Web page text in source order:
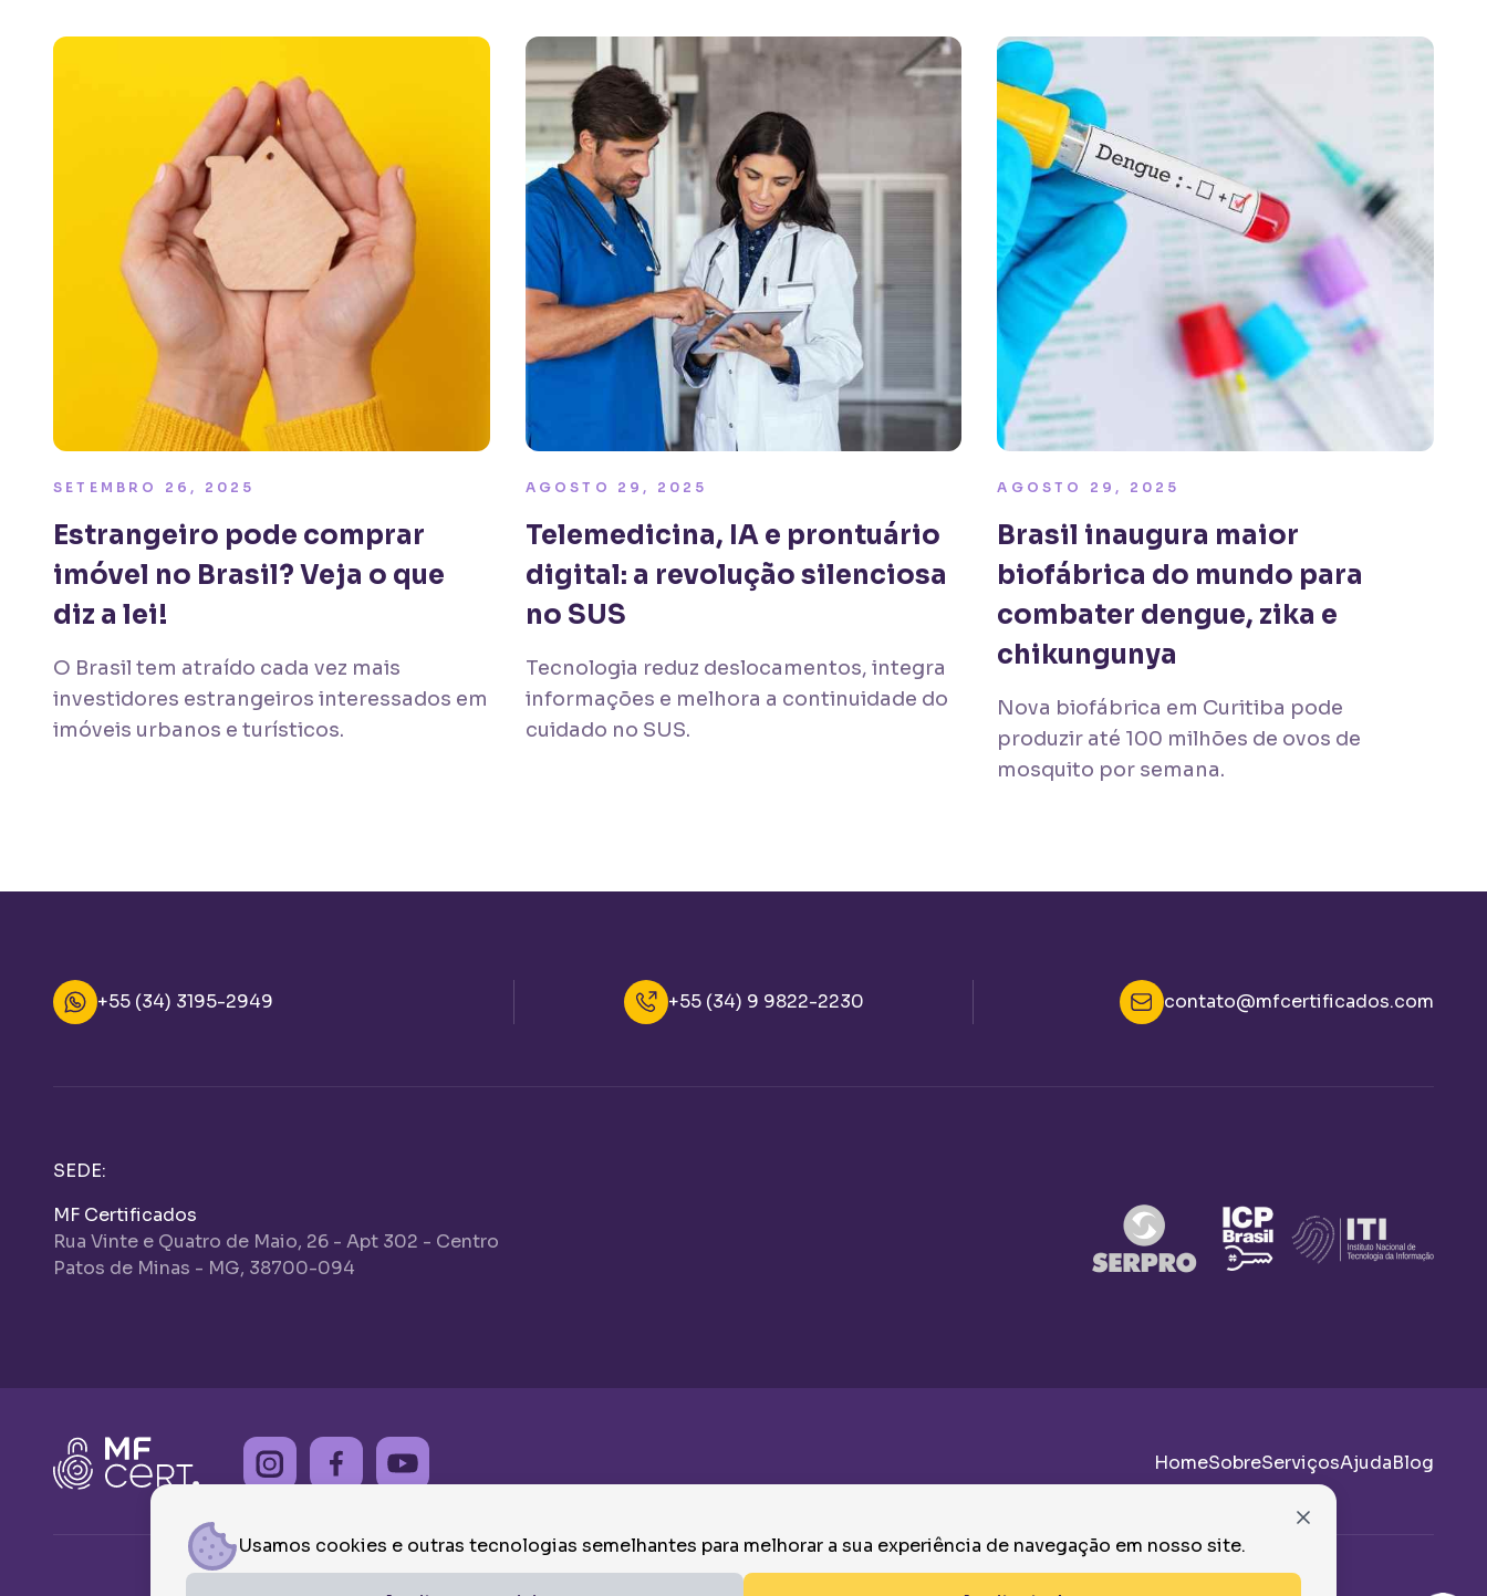
SETEMBRO 26, 2025
Estrangeiro pode comprar
imóvel no Brasil? Veja o que
diz a lei!
O Brasil tem atraído cada vez mais
investidores estrangeiros interessados em
imóveis urbanos e turísticos.
AGOSTO 29, 2025
Telemedicina, IA e prontuário
digital: a revolução silenciosa
no SUS
Tecnologia reduz deslocamentos, integra
informações e melhora a continuidade do
cuidado no SUS.
AGOSTO 29, 2025
Brasil inaugura maior
biofábrica do mundo para
combater dengue, zika e
chikungunya
Nova biofábrica em Curitiba pode
produzir até 100 milhões de ovos de
mosquito por semana.
Usamos cookies e outras tecnologias semelhantes para melhorar a sua experiência de navegação em nosso site.
+55 (34) 3195-2949 +55 (34) 9 9822-2230 contato@mfcertificados.com
SEDE:
MF Certificados
Rua Vinte e Quatro de Maio, 26 - Apt 302 - Centro
Patos de Minas - MG, 38700-094
HomeSobreServiçosAjudaBlog